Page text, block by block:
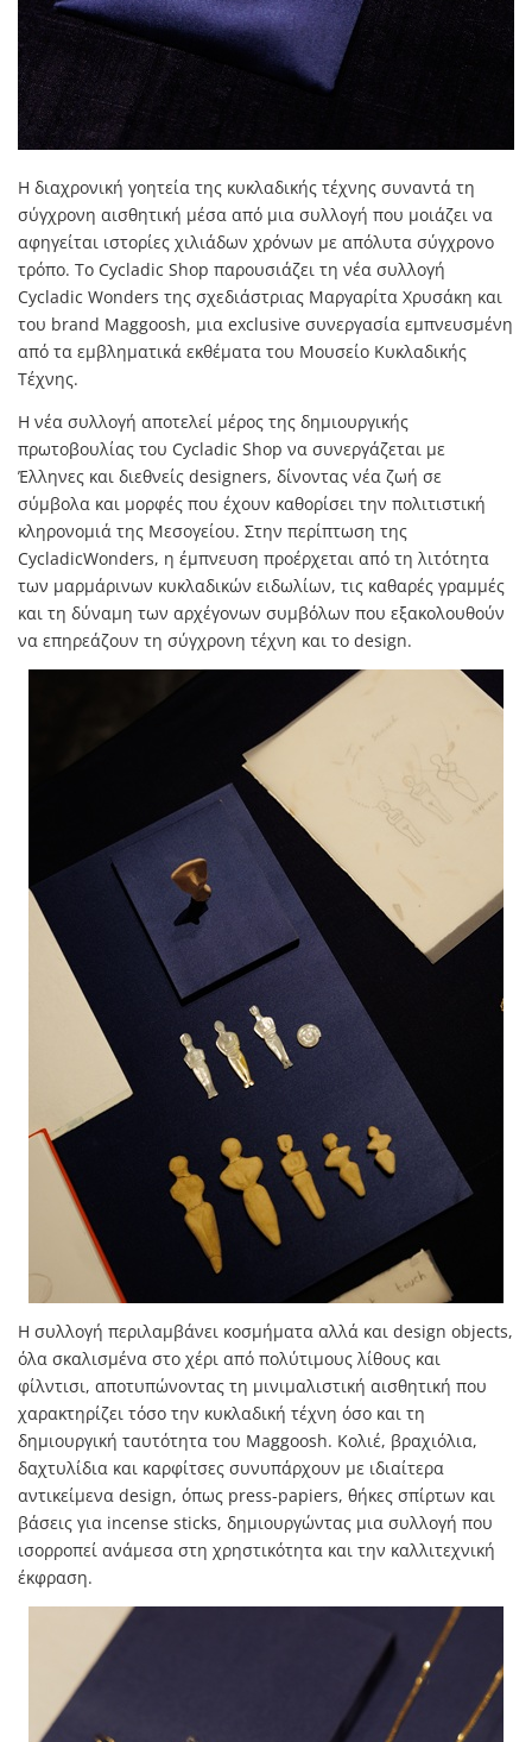
Η διαχρονική γοητεία της κυκλαδικής τέχνης συναντά τη
σύγχρονη αισθητική μέσα από μια συλλογή που μοιάζει να
αφηγείται ιστορίες χιλιάδων χρόνων με απόλυτα σύγχρονο
τρόπο. Το Cycladic Shop παρουσιάζει τη νέα συλλογή
Cycladic Wonders της σχεδιάστριας Μαργαρίτα Χρυσάκη και
του brand Maggoosh, μια exclusive συνεργασία εμπνευσμένη
από τα εμβληματικά εκθέματα του Μουσείο Κυκλαδικής
Τέχνης.
Η νέα συλλογή αποτελεί μέρος της δημιουργικής
πρωτοβουλίας του Cycladic Shop να συνεργάζεται με
Έλληνες και διεθνείς designers, δίνοντας νέα ζωή σε
σύμβολα και μορφές που έχουν καθορίσει την πολιτιστική
κληρονομιά της Μεσογείου. Στην περίπτωση της
CycladicWonders, η έμπνευση προέρχεται από τη λιτότητα
των μαρμάρινων κυκλαδικών ειδωλίων, τις καθαρές γραμμές
και τη δύναμη των αρχέγονων συμβόλων που εξακολουθούν
να επηρεάζουν τη σύγχρονη τέχνη και το design.
Η συλλογή περιλαμβάνει κοσμήματα αλλά και design objects,
όλα σκαλισμένα στο χέρι από πολύτιμους λίθους και
φίλντισι, αποτυπώνοντας τη μινιμαλιστική αισθητική που
χαρακτηρίζει τόσο την κυκλαδική τέχνη όσο και τη
δημιουργική ταυτότητα του Maggoosh. Κολιέ, βραχιόλια,
δαχτυλίδια και καρφίτσες συνυπάρχουν με ιδιαίτερα
αντικείμενα design, όπως press-papiers, θήκες σπίρτων και
βάσεις για incense sticks, δημιουργώντας μια συλλογή που
ισορροπεί ανάμεσα στη χρηστικότητα και την καλλιτεχνική
έκφραση.